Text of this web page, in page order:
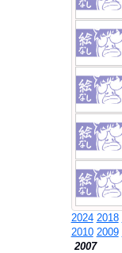
2024 2018
2010 2009
2007